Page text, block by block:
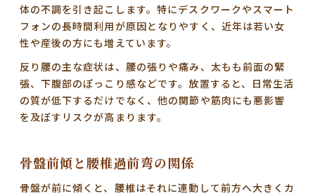
体の不調を引き起こします。特にデスクワークやスマート
フォンの長時間利用が原因となりやすく、近年は若い女
性や産後の方にも増えています。
反り腰の主な症状は、腰の張りや痛み、太もも前面の緊
張、下腹部のぽっこり感などです。放置すると、日常生活
の質が低下するだけでなく、他の関節や筋肉にも悪影響
を及ぼすリスクが高まります。
骨盤前傾と腰椎過前弯の関係
骨盤が前に傾くと、腰椎はそれに連動して前方へ大きくカ